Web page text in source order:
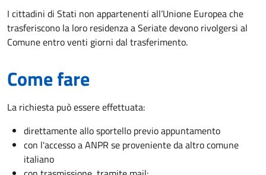
I cittadini di Stati non appartenenti all’Unione Europea che
trasferiscono la loro residenza a Seriate devono rivolgersi al
Comune entro venti giorni dal trasferimento.
Come fare
La richiesta può essere effettuata:
direttamente allo sportello previo appuntamento
con l'accesso a ANPR se proveniente da altro comune
italiano